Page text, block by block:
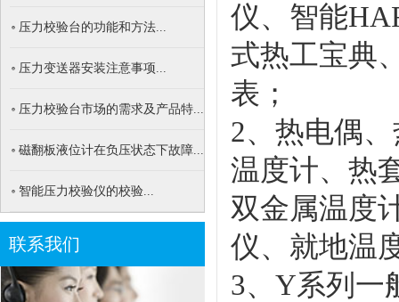
压力校验台的功能和方法...
压力变送器安装注意事项...
压力校验台市场的需求及产品特...
磁翻板液位计在负压状态下故障...
智能压力校验仪的校验...
联系我们
仪、智能
式热工宝典
表；
2、热电偶
温度计、热
双金属温度
仪、就地温
3、Y系列一